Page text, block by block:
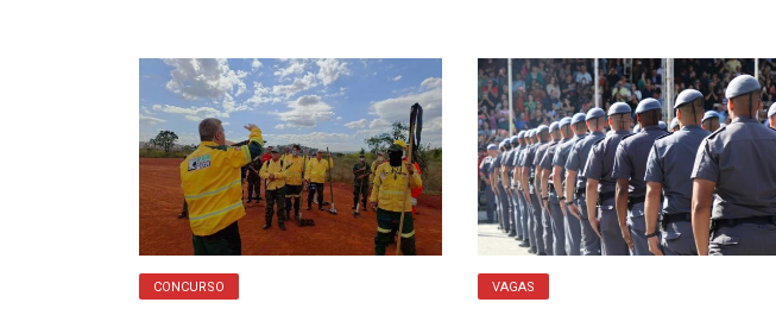
CONCURSO VAGAS